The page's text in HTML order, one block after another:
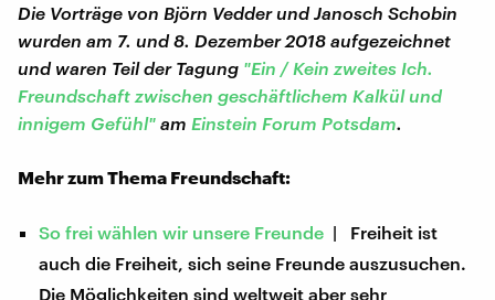
Die Vorträge von Björn Vedder und Janosch Schobin
wurden am 7. und 8. Dezember 2018 aufgezeichnet
und waren Teil der Tagung "Ein / Kein zweites Ich.
Freundschaft zwischen geschäftlichem Kalkül und
innigem Gefühl" am Einstein Forum Potsdam.
Mehr zum Thema Freundschaft:
So frei wählen wir unsere Freunde | Freiheit ist
auch die Freiheit, sich seine Freunde auszusuchen.
Die Möglichkeiten sind weltweit aber sehr